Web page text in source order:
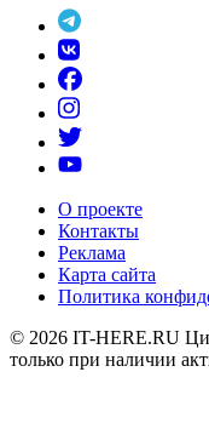
О проекте
Контакты
Реклама
Карта сайта
Политика
© 2026 IT-HERE.RU
только при наличии